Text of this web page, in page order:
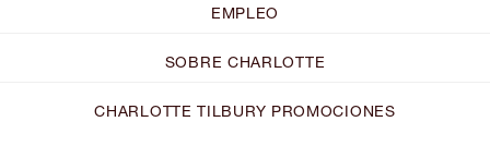
EMPLEO
SOBRE CHARLOTTE
CHARLOTTE TILBURY PROMOCIONES